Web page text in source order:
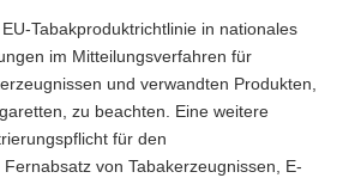
Tabakproduktrichtlinie in nationales
im Mitteilungsverfahren für
und verwandten Produkten,
zu beachten. Eine weitere
für den
von Tabakerzeugnissen, E-